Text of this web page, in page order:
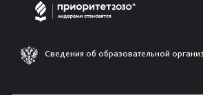
Сведения об образовательной